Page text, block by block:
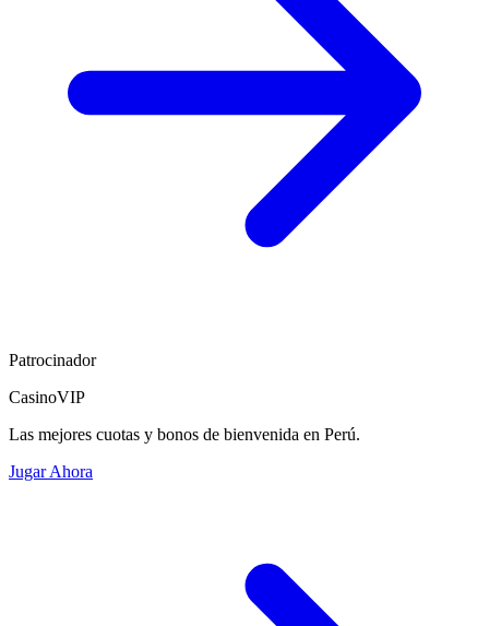
Patrocinador
CasinoVIP
Las mejores cuotas y bonos de bienvenida en Perú.
Jugar Ahora